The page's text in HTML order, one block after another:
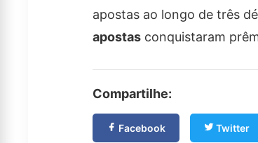
apostas ao longo de três
apostas conquistaram
Compartilhe:
Facebook Twitter